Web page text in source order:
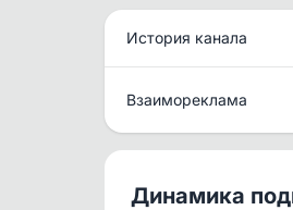
История канала
Взаимореклама
Динамика